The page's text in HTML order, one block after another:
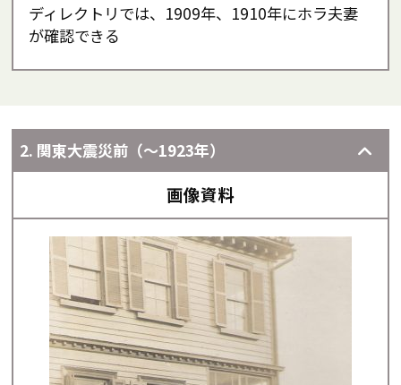
ディレクトリでは、1909年、1910年にホラ夫妻
が確認できる
2. 関東大震災前（～1923年）
画像資料